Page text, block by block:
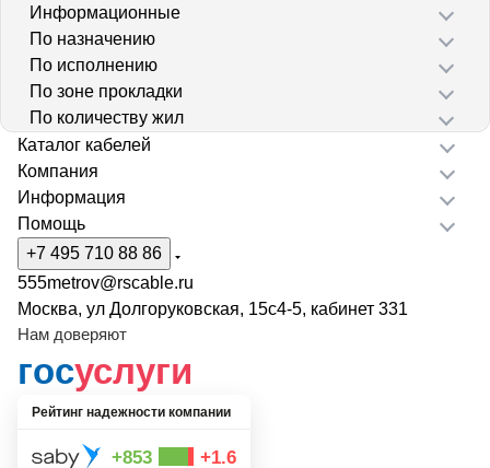
Информационные
По назначению
По исполнению
По зоне прокладки
По количеству жил
Каталог кабелей
Компания
Информация
Помощь
+7 495 710 88 86
555metrov@rscable.ru
Москва, ул Долгоруковская, 15с4-5, кабинет 331
Нам доверяют
госуслуги
Рейтинг надежности компании
+853 +1.6